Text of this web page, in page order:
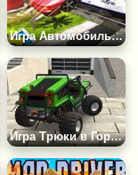
Игра Автомобильные Трюки: Хот Вилс
Игра Трюки в Городе Мейя